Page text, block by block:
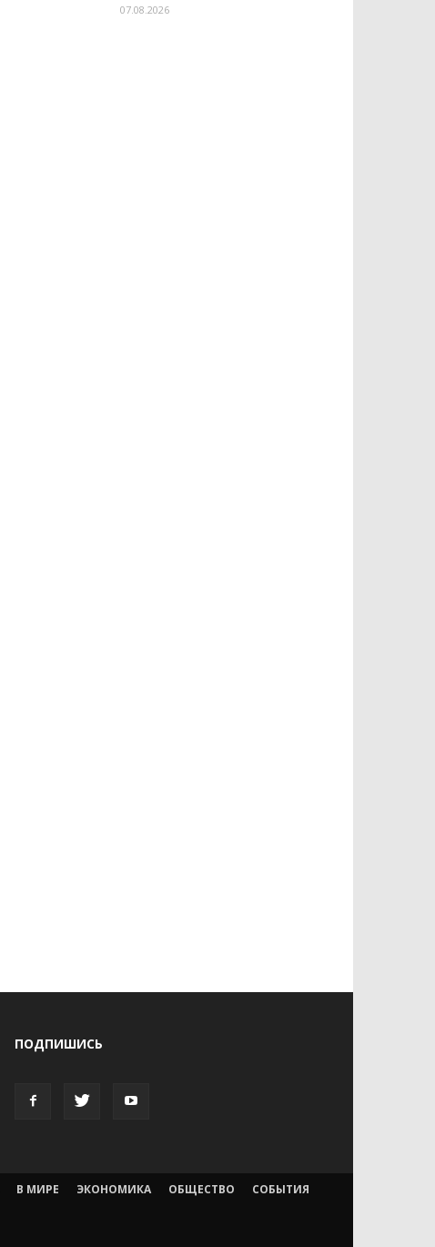
07.08.2026
ПОДПИШИСЬ
В МИРЕ ЭКОНОМИКА ОБЩЕСТВО СОБЫТИЯ